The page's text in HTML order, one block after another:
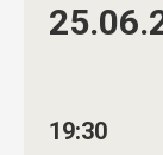
25.06.
19:30